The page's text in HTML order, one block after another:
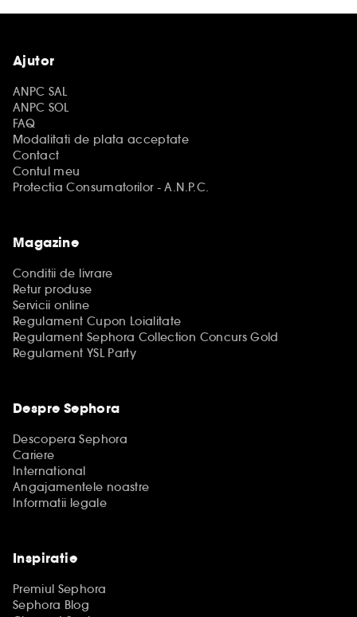
Ajutor
ANPC SAL
ANPC SOL
FAQ
Modalitati de plata acceptate
Contact
Contul meu
Protectia Consumatorilor - A.N.P.C.
Magazine
Conditii de livrare
Retur produse
Servicii online
Regulament Cupon Loialitate
Regulament Sephora Collection Concurs Gold
Regulament YSL Party
Despre Sephora
Descopera Sephora
Cariere
International
Angajamentele noastre
Informatii legale
Inspiratie
Premiul Sephora
Sephora Blog